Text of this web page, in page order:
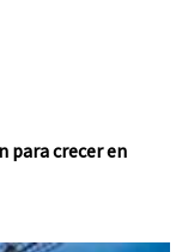
para crecer en